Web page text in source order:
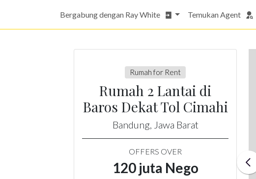
Bergabung dengan Ray White Temukan Agent
Rumah for Rent
Rumah 2 Lantai di
Baros Dekat Tol Cimahi
Bandung, Jawa Barat
OFFERS OVER
120 juta Nego